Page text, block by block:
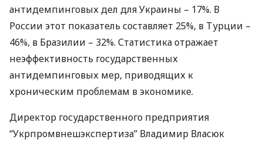
антидемпинговых дел для Украины – 17%. В
России этот показатель составляет 25%, в Турции –
46%, в Бразилии – 32%. Статистика отражает
неэффективность государственных
антидемпинговых мер, приводящих к
хроническим проблемам в экономике.
Директор государственного предприятия
“Укрпромвнешэкспертиза” Владимир Власюк